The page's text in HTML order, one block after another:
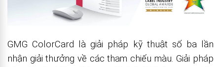
GMG ColorCard là giải pháp kỹ thuật số ba lần
nhận giải thưởng về các tham chiếu màu. Giải pháp